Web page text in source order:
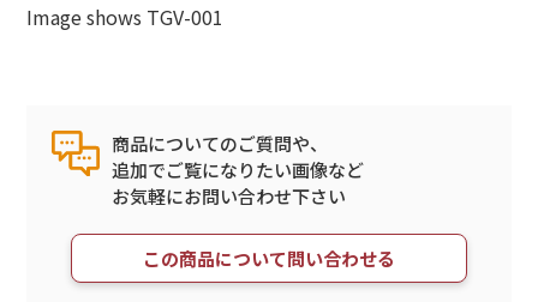
Image shows TGV-001
商品についてのご質問や、
追加でご覧になりたい画像など
お気軽にお問い合わせ下さい
この商品について問い合わせる